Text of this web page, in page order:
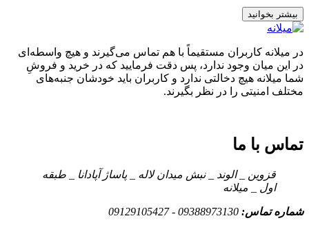
بیشتر بخوانید
در میلانه کاربران مستقیماً با هم تماس می‌گیرند و هیچ واسطه‌ای
در این میان وجود ندارد، پس دقت فرمایید که در خرید و فروشِ
شما میلانه هیچ دخالتی ندارد و کاربران باید خودشان جنبه‌های
مختلف امنیتی را در نظر بگیرند.
تماس با ما
قزوین _ الوند _ نبش میدان لاله _ پاساژ آپادانا _ طبقه
اول _ میلانه
شماره تماس: 09388973130 - 09129105427